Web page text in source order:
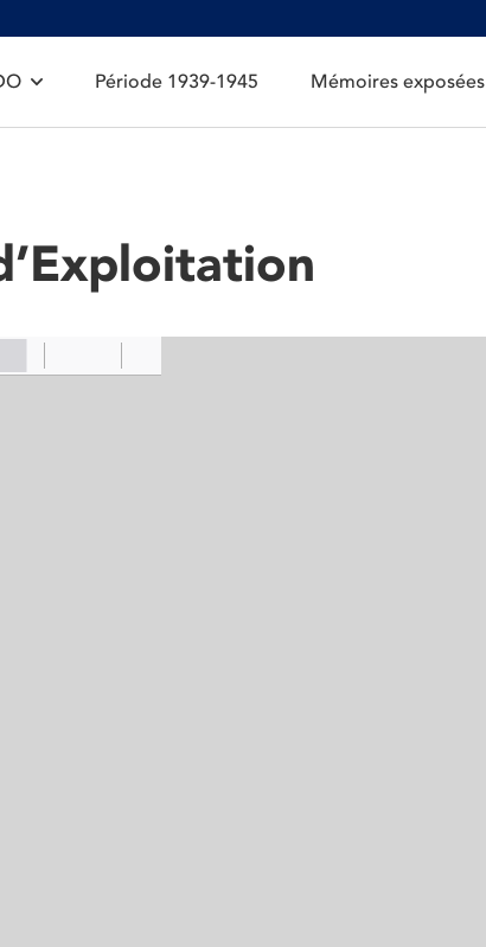
Période 1939-1945 Mémoires exposées